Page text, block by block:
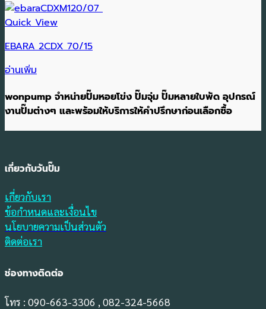
Quick View
EBARA 2CDX 70/15
อ่านเพิ่ม
wonpump จำหน่ายปั๊มหอยโข่ง ปั๊มจุ่ม ปั๊มหลายใบพัด อุปกรณ์
งานปั๊มต่างๆ และพร้อมให้บริการให้คำปรึกษาก่อนเลือกซื้อ
เกี่ยวกับวันปั๊ม
เกี่ยวกับเรา
ข้อกำหนดและเงื่อนไข
นโยบายความเป็นส่วนตัว
ติดต่อเรา
ช่องทางติดต่อ
โทร : 090-663-3306 , 082-324-5668